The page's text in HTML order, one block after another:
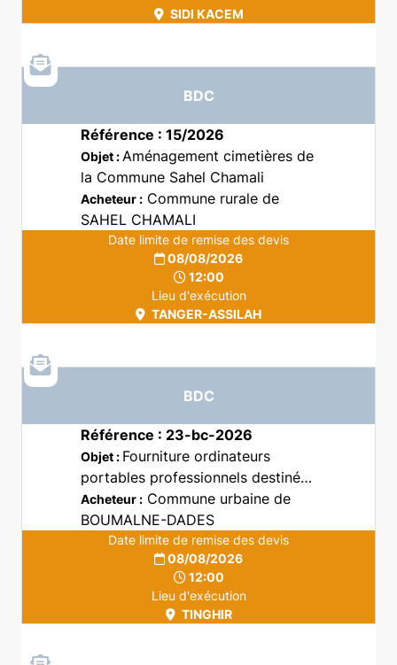
SIDI KACEM
BDC
Référence : 15/2026
Objet :Aménagement cimetières de
la Commune Sahel Chamali
Acheteur : Commune rurale de
SAHEL CHAMALI
Date limite de remise des devis
08/08/2026
12:00
Lieu d'exécution
TANGER-ASSILAH
BDC
Référence : 23-bc-2026
Objet : Fourniture ordinateurs
portables professionnels destinés
aux services administratifs de la
Commune de Boumalne Dadès.
Acheteur : Commune urbaine de
BOUMALNE-DADES
Date limite de remise des devis
08/08/2026
12:00
Lieu d'exécution
TINGHIR